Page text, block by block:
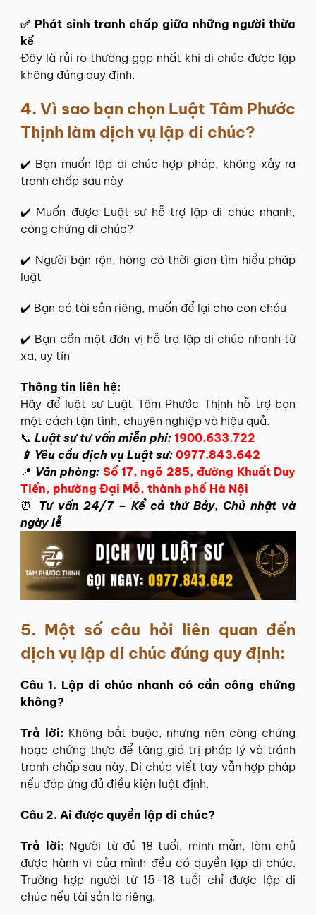
✅ Phát sinh tranh chấp giữa những người thừa
kế
Đây là rủi ro thường gặp nhất khi di chúc được lập
không đúng quy định.
4. Vì sao bạn chọn Luật Tâm Phước
Thịnh làm dịch vụ lập di chúc?
✔️ Bạn muốn lập di chúc hợp pháp, không xảy ra
tranh chấp sau này
✔️ Muốn được Luật sư hỗ trợ lập di chúc nhanh,
công chứng di chúc?
✔️ Người bận rộn, hông có thời gian tìm hiểu pháp
luật
✔️ Bạn có tài sản riêng, muốn để lại cho con cháu
✔️ Bạn cần một đơn vị hỗ trợ lập di chúc nhanh từ
xa, uy tín
Thông tin liên hệ:
Hãy để luật sư Luật Tâm Phước Thịnh hỗ trợ bạn
một cách tận tình, chuyên nghiệp và hiệu quả.
📞 Luật sư tư vấn miễn phí: 1900.633.722
📱 Yêu cầu dịch vụ Luật sư: 0977.843.642
📍 Văn phòng: Số 17, ngõ 285, đường Khuất Duy
Tiến, phường Đại Mỗ, thành phố Hà Nội
⏰ Tư vấn 24/7 – Kể cả thứ Bảy, Chủ nhật và
ngày lễ
5. Một số câu hỏi liên quan đến
dịch vụ lập di chúc đúng quy định:
Câu 1. Lập di chúc nhanh có cần công chứng
không?
Trả lời: Không bắt buộc, nhưng nên công chứng
hoặc chứng thực để tăng giá trị pháp lý và tránh
tranh chấp sau này. Di chúc viết tay vẫn hợp pháp
nếu đáp ứng đủ điều kiện luật định.
Câu 2. Ai được quyền lập di chúc?
Trả lời: Người từ đủ 18 tuổi, minh mẫn, làm chủ
được hành vi của mình đều có quyền lập di chúc.
Trường hợp người từ 15–18 tuổi chỉ được lập di
chúc nếu tài sản là riêng.